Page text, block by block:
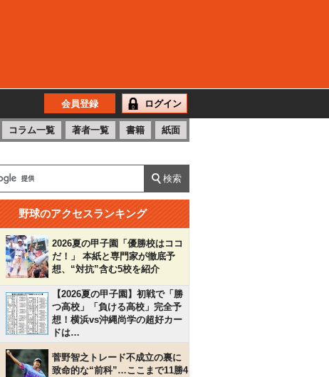
会員登録 ログイン
コラム一覧 著者一覧 書籍 紙面
野球のアクセスランキング
2026夏の甲子園「優勝校はココ
だ！」 本紙と専門家が徹底予
想、“対抗”含む5校を紹介
【2026夏の甲子園】初戦で「勝
つ高校」「負ける高校」完全予
想！横浜vs沖縄尚学の超好カー
ドは…
菅野智之トレード不成立の裏に
致命的な“前科”…ここまで11勝4